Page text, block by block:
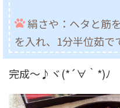
絹さや：ヘタと筋
を入れ、1分半位茹で
完成～♪ヾ(*´∀｀*)ﾉ